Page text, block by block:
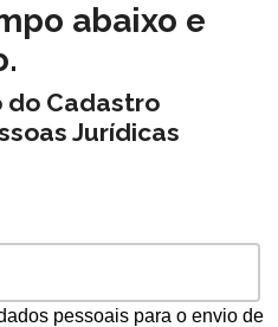
abaixo e
do Cadastro
Jurídicas
pessoais para o envio de